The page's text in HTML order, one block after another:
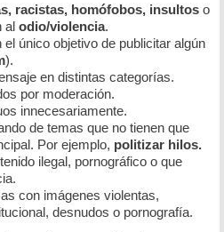
racistas, homófobos, insultos o
al odio/violencia.
único objetivo de publicitar algún
).
en distintas categorías.
por moderación.
innecesariamente.
de temas que no tienen que
Por ejemplo, politizar hilos.
ilegal, pornográfico o que
con imágenes violentas,
desnudos o pornografía.